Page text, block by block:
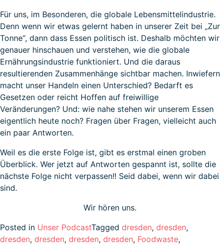
Für uns, im Besonderen, die globale Lebensmittelindustrie.
Denn wenn wir etwas gelernt haben in unserer Zeit bei „Zur
Tonne“, dann dass Essen politisch ist. Deshalb möchten wir
genauer hinschauen und verstehen, wie die globale
Ernährungsindustrie funktioniert. Und die daraus
resultierenden Zusammenhänge sichtbar machen. Inwiefern
macht unser Handeln einen Unterschied? Bedarft es
Gesetzen oder reicht Hoffen auf freiwillige
Veränderungen? Und: wie nahe stehen wir unserem Essen
eigentlich heute noch? Fragen über Fragen, vielleicht auch
ein paar Antworten.
Weil es die erste Folge ist, gibt es erstmal einen groben
Überblick. Wer jetzt auf Antworten gespannt ist, sollte die
nächste Folge nicht verpassen!! Seid dabei, wenn wir dabei
sind.
Wir hören uns.
Posted in Unser PodcastTagged dresden, dresden,
dresden, dresden, dresden, dresden, Foodwaste,